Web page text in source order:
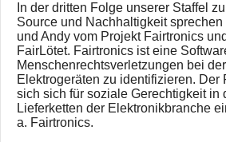
In der dritten Folge unserer Staffel
Source und Nachhaltigkeit
und Andy vom Projekt Fairtronics
FairLötet. Fairtronics ist eine
Menschenrechtsverletzungen bei
Elektrogeräten zu identifizieren. Der
sich sich für soziale Gerechtigkeit in
Lieferketten der Elektronikbranche
a. Fairtronics.